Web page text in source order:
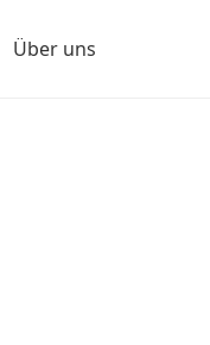
Über uns